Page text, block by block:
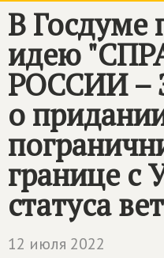
В Госдуме
идею "
РОССИИ –
о
границе с
статуса
12 июля 2022